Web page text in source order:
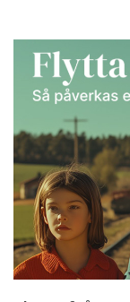
Flytta
storstaden
mycket
kan
spara?